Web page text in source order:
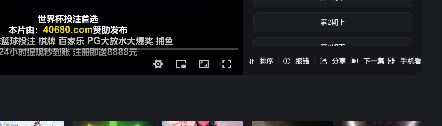
排序 报错 分享 下一集 手机看
第2期上
第2期下
第4期上